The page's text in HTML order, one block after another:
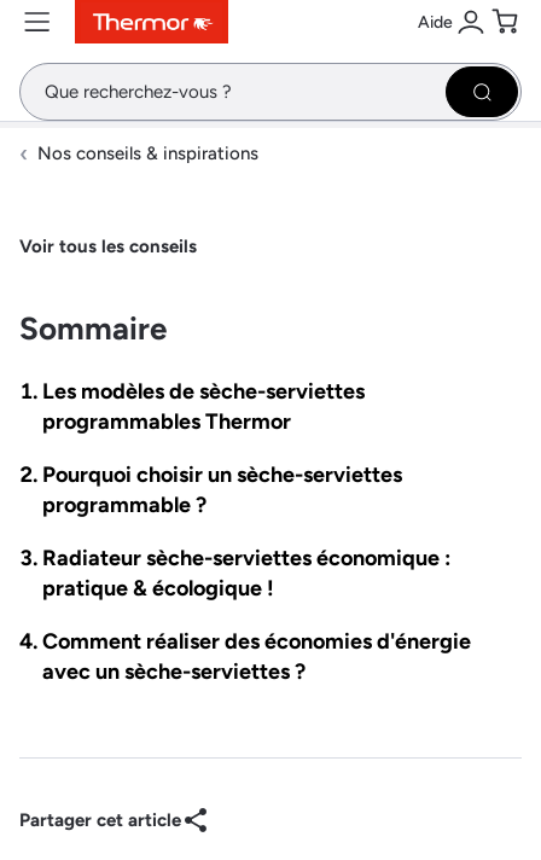
ContenuMenuRecherche Aide
Se
Nos conseils & inspirations
Voir tous les conseils
Sommaire
Les modèles de sèche-serviettes
programmables Thermor
Pourquoi choisir un sèche-serviettes
programmable ?
Radiateur sèche-serviettes économique :
pratique & écologique !
Comment réaliser des économies d'énergie
avec un sèche-serviettes ?
Partager cet article